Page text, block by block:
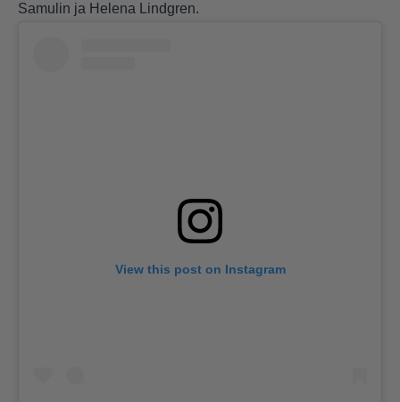
Samulin ja Helena Lindgren.
View this post on Instagram